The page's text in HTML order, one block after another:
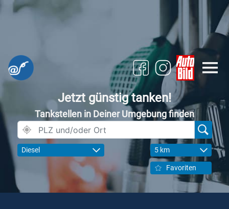
Jetzt günstig tanken!
Tankstellen in Deiner Umgebung finden
Diesel 5 km
Favoriten